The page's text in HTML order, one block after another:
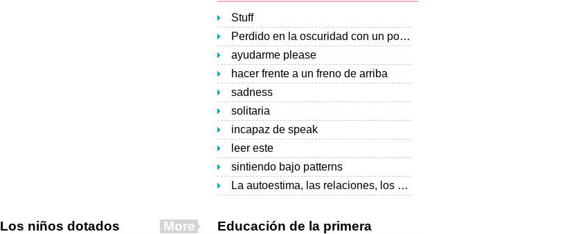
Stuff
Perdido en la oscuridad con un poco de chispa.
ayudarme please
hacer frente a un freno de arriba
sadness
solitaria
incapaz de speak
leer este
sintiendo bajo patterns
La autoestima, las relaciones, los celos
Los niños dotados More
Educación de la primera